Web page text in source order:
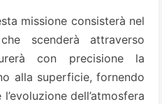
missione consisterà nel
scenderà attraverso
con precisione la
alla superficie, fornendo
dell’atmosfera